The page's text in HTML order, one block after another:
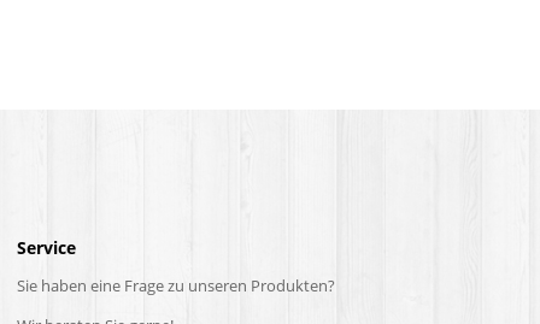
Service
Sie haben eine Frage zu unseren Produkten?